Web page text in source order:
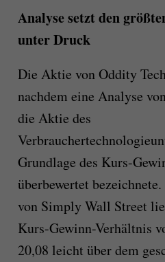
Analyse setzt den
unter Druck
Die Aktie von Oddity
nachdem eine Analyse
die Aktie des
Grundlage des Kurs-
überbewertet
von Simply Wall Street
Kurs-Gewinn-Verhältnis
20,08 leicht über dem